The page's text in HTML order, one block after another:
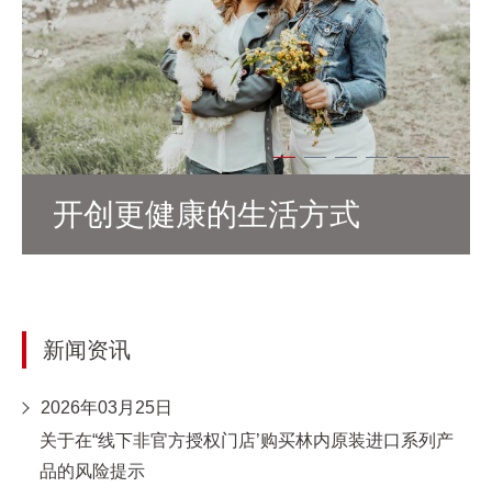
开创更健康的生活方式
新闻资讯
2026年03月25日
关于在“线下非官方授权门店’购买林内原装进口系列产
品的风险提示